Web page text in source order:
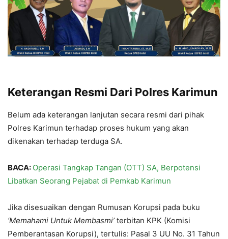
Keterangan Resmi Dari Polres Karimun
Belum ada keterangan lanjutan secara resmi dari pihak
Polres Karimun terhadap proses hukum yang akan
dikenakan terhadap terduga SA.
BACA: Operasi Tangkap Tangan (OTT) SA, Berpotensi
Libatkan Seorang Pejabat di Pemkab Karimun
Jika disesuaikan dengan Rumusan Korupsi pada buku
‘Memahami Untuk Membasmi’terbitan KPK (Komisi
Pemberantasan Korupsi), tertulis: Pasal 3 UU No. 31 Tahun